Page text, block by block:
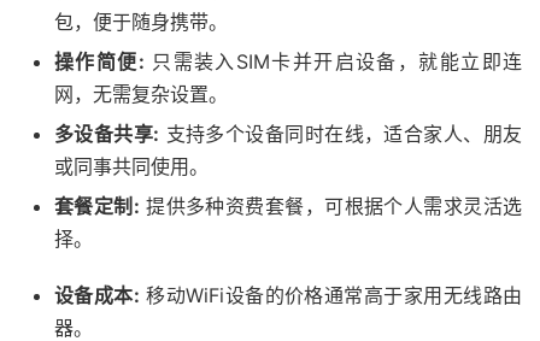
包，便于随身携带。
操作简便: 只需装入SIM卡并开启设备，就能立即连
网，无需复杂设置。
多设备共享: 支持多个设备同时在线，适合家人、朋友
或同事共同使用。
套餐定制: 提供多种资费套餐，可根据个人需求灵活选
择。
设备成本: 移动WiFi设备的价格通常高于家用无线路由
器。